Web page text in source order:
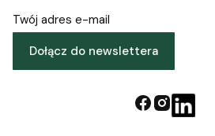
Twój adres e-mail
Dołącz do newslettera